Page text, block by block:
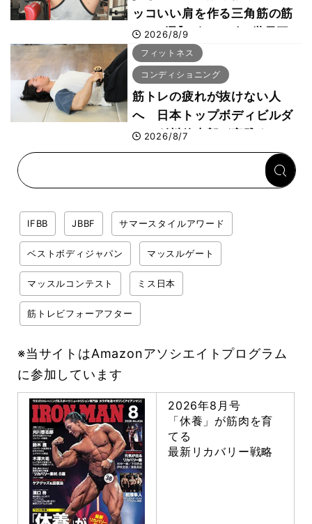
ッコいい肩を作る三角筋の筋
トレ6選】ボディビル世界王
者が解説！
2026/8/9
フィットネス
コンディショニング
筋トレの疲れが抜けない人
へ 日本トップボディビルダ
ー・刈川啓志郎が実践する
「回復習慣」
2026/8/7
IFBB JBBF サマースタイルアワード
ベストボディジャパン マッスルゲート
マッスルコンテスト ミス日本
筋トレビフォーアフター
※当サイトはAmazonアソシエイトプログラム
に参加しています
2026年8月号
「休養」が筋肉を育
てる
最新リカバリー戦略